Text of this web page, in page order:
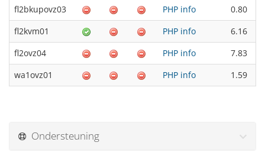
fl2bkupovz03
PHP info
0.80
fl2kvm01
PHP info
6.16
fl2ovz04
PHP info
7.83
wa1ovz01
PHP info 1.59
Ondersteuning